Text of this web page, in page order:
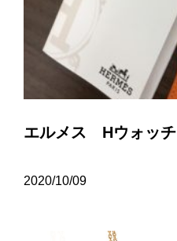
エルメス Hウォッチ
2020/10/09